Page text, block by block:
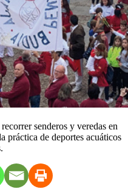
senderos y veredas en
práctica de deportes acuáticos